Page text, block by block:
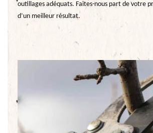
outillages adéquats. Faites-nous part de votre
d’un meilleur résultat.